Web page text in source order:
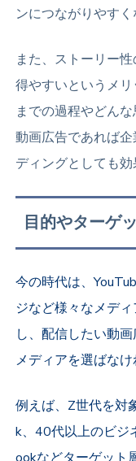
ンにつながりやすく
また、ストーリー
得やすいというメ
までの過程やどん
動画広告であれば
ディングとしても効
目的やターゲ
今の時代は、
ジなど様々なメディ
し、配信したい動
メディアを選ばなけ
例えば、Z世代を対
k、40代以上のビジ